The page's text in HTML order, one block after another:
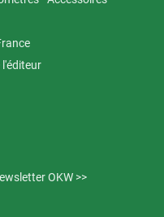
l'éditeur
OKW >>